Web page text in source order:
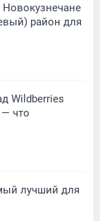
район для
Wildberries
— что
лучший для